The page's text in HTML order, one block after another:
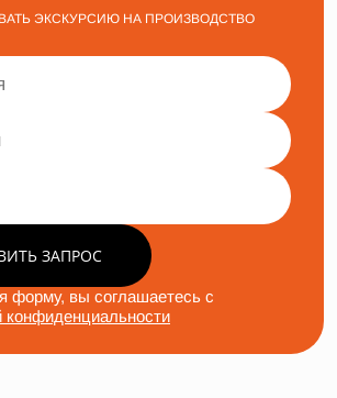
ЭКСКУРСИЮ НА ПРОИЗВОДСТВО
ЗАПРОС
форму, вы соглашаетесь с
конфиденциальности